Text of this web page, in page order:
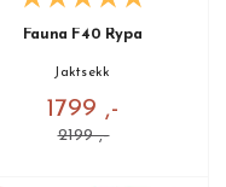
Fauna F40 Rypa
Jaktsekk
1799 ,-
2199 ,-